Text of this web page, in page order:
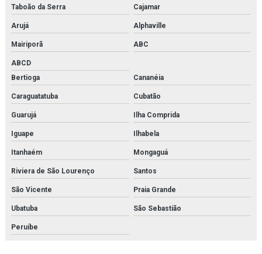
Simulador de medicina
Simulador de parto
Simulador de parto normal
Simulador de parto normal com sistema de manivela
Simulador de pele para sutura
Simulador de próstata
Simulador de rcp básica
Simulador de rcp neonatal
Simulador de sutura
Taboão da Serra Cajamar
Arujá Alphaville
Mairiporã ABC
ABCD
Bertioga
Cananéia
Caraguatatuba Cubatão
Guarujá Ilha Comprida
Iguape Ilhabela
Itanhaém Mongaguá
Riviera de São Lourenço Santos
São Vicente Praia Grande
Ubatuba São Sebastião
Peruíbe